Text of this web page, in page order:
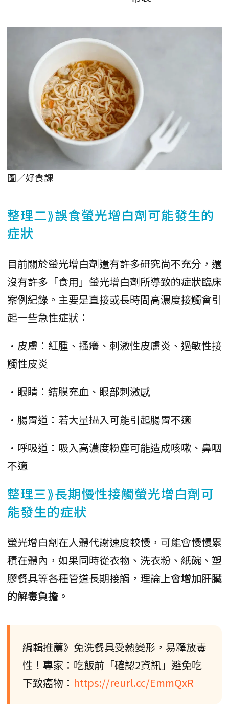
圖／好食課
整理二⟫誤食螢光增白劑可能發生的
症狀
目前關於螢光增白劑還有許多研究尚不充分，還
沒有許多「食用」螢光增白劑所導致的症狀臨床
案例紀錄。主要是直接或長時間高濃度接觸會引
起一些急性症狀：
•皮膚：紅腫、搔癢、刺激性皮膚炎、過敏性接
觸性皮炎
•眼睛：結膜充血、眼部刺激感
•腸胃道：若大量攝入可能引起腸胃不適
•呼吸道：吸入高濃度粉塵可能造成咳嗽、鼻咽
不適
整理三⟫長期慢性接觸螢光增白劑可
能發生的症狀
螢光增白劑在人體代謝速度較慢，可能會慢慢累
積在體內，如果同時從衣物、洗衣粉、紙碗、塑
膠餐具等各種管道長期接觸，理論上會增加肝臟
的解毒負擔 。
編輯推薦》免洗餐具受熱變形，易釋放毒
性！專家：吃飯前「確認2資訊」避免吃
下致癌物： https://reurl.cc/EmmQxR